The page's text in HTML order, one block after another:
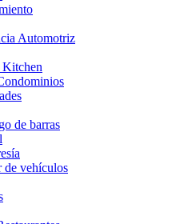
Automotriz
Kitchen
de barras
de vehículos